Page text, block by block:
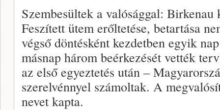
Szembesültek a valósággal:
Feszített ütem erőltetése, betartása
végső döntésként kezdetben egyik
másnap három beérkezését vették
az első egyeztetés után –
szerelvénnyel számoltak. A
nevet kapta.